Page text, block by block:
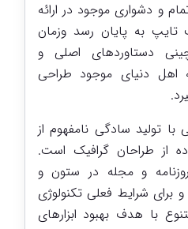
و دشواری موجود در ارائه
به پایان رسد وزمان
دستاوردهای اصلی و
اهل دنیای موجود طراحی
تولید سادگی نامفهوم از
از طراحان گرافیک است.
و مجله در ستون و
برای شرایط فعلی تکنولوژی
با هدف بهبود ابزارهای